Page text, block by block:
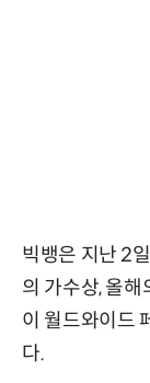
빅뱅은 지난 2
의 가수상, 올해
이 월드와이드
다.